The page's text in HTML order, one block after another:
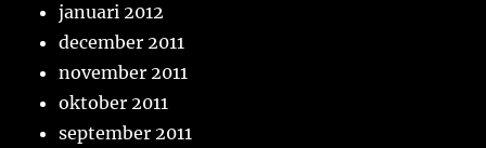
januari 2012
december 2011
november 2011
oktober 2011
september 2011